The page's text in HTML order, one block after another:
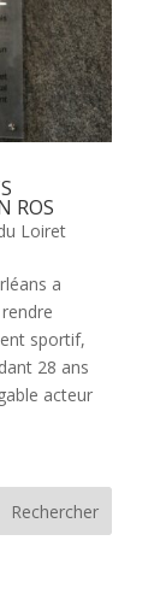
ROS
Loiret
a
sportif,
28 ans
acteur
Rechercher